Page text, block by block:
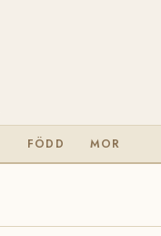
FÖDD MOR